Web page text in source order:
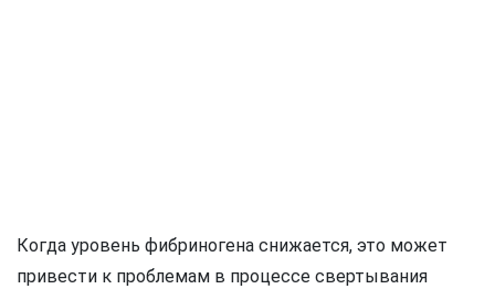
Когда уровень фибриногена снижается, это может
привести к проблемам в процессе свертывания